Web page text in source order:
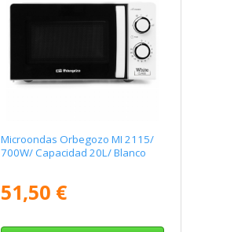
Microondas Orbegozo MI 2115/
700W/ Capacidad 20L/ Blanco
51,50 €